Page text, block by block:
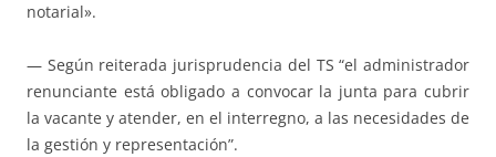
notarial».
— Según reiterada jurisprudencia del TS “el administrador
renunciante está obligado a convocar la junta para cubrir
la vacante y atender, en el interregno, a las necesidades de
la gestión y representación”.